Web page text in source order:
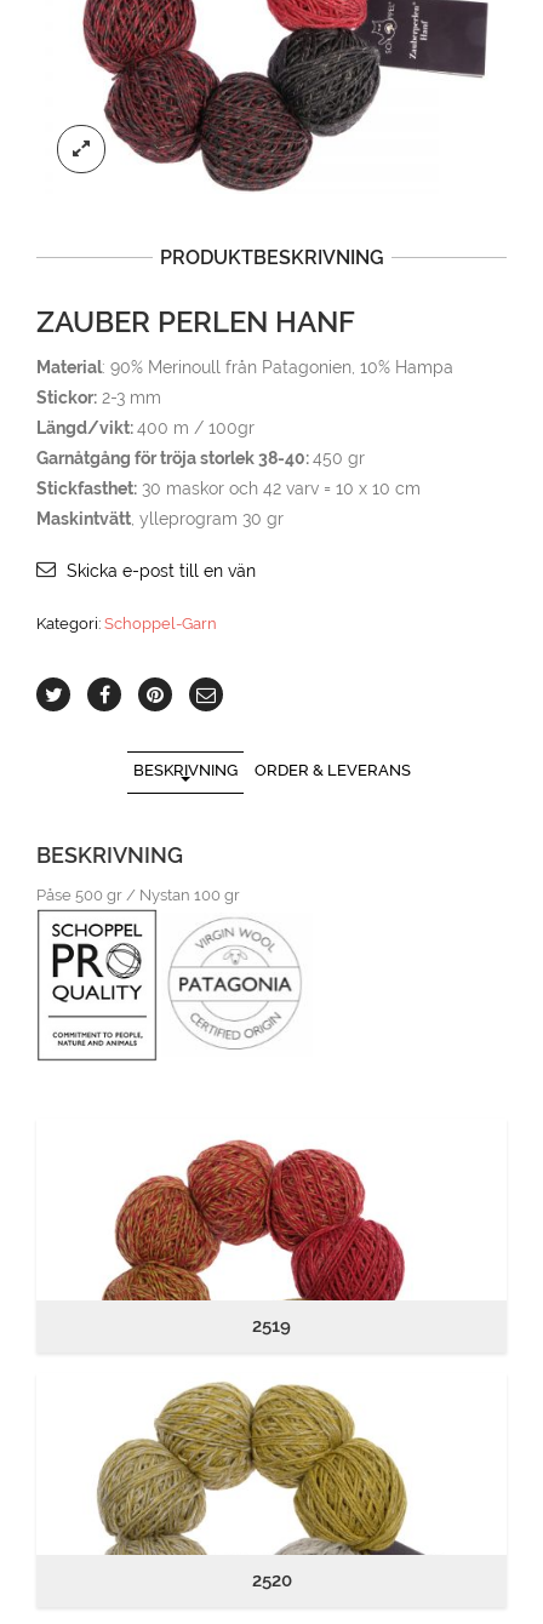
PRODUKTBESKRIVNING
ZAUBER PERLEN HANF
Material: 90% Merinoull från Patagonien, 10% Hampa
Stickor: 2-3 mm
Längd/vikt:400 m / 100gr
Garnåtgång för tröja storlek 38-40:450 gr
Stickfasthet: 30 maskor och 42 varv = 10 x 10 cm
Maskintvätt , ylleprogram 30 gr
Skicka e-post till en vän
Kategori: Schoppel-Garn
BESKRIVNING ORDER & LEVERANS
BESKRIVNING
Påse 500 gr / Nystan 100 gr
2519
2520